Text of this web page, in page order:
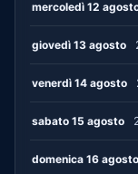
mercoledì 12
giovedì 13 agosto
venerdì 14 agosto
sabato 15 agosto
domenica 16 agosto